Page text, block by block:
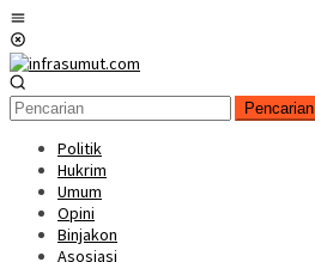
Loncat
ke
konten
Pencarian
Politik
Hukrim
Umum
Opini
Binjakon
Asosiasi